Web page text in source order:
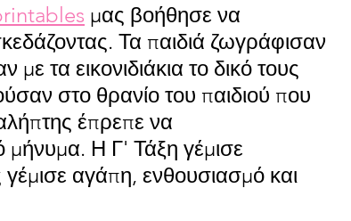
μας βοήθησε να
Τα παιδιά ζωγράφισαν
τα εικονιδιάκια το δικό τους
στο θρανίο του παιδιού που
έπρεπε να
μήνυμα. Η Γ' Τάξη γέμισε
αγάπη, ενθουσιασμό και